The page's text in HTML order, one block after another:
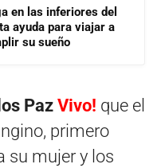
en las inferiores del
ayuda para viajar a
su sueño
Paz Vivo! que el
primero
su mujer y los